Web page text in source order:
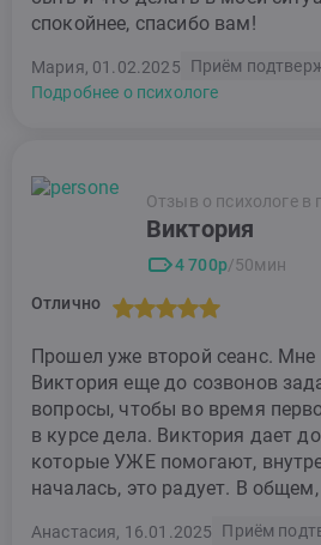
спокойнее, спасибо вам!
Мария, 01.02.2025
Приём
Подробнее о психологе
Отзыв о психологе в
Виктория
4 700р/50мин
Отлично
Прошел уже второй сеанс. Мне
Виктория еще до созвонов
вопросы, чтобы во время
в курсе дела. Виктория дает
которые УЖЕ помогают,
началась, это радует. В
Анастасия, 16.01.2025
Приём